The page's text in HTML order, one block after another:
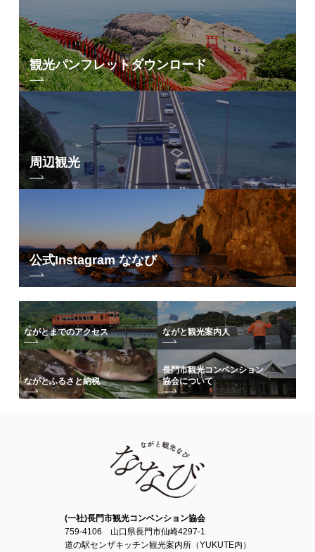
観光パンフレットダウンロード
周辺観光
公式Instagram ななび
ながとまでのアクセス ながと観光案内人
ながとふるさと納税
長門市観光コンベンション
協会について
(一社)長門市観光コンベンション協会
759-4106 山口県長門市仙崎4297-1
道の駅センザキッチン観光案内所（YUKUTE内）